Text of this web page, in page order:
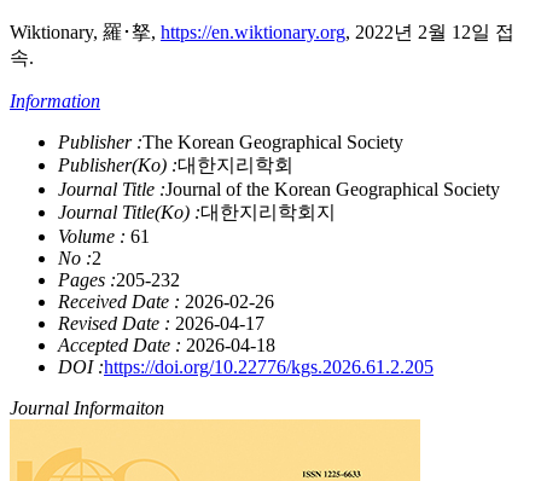
Wiktionary, 羅･拏, https://en.wiktionary.org, 2022년 2월 12일 접
속.
Information
Publisher :The Korean Geographical Society
Publisher(Ko) :대한지리학회
Journal Title :Journal of the Korean Geographical Society
Journal Title(Ko) :대한지리학회지
Volume : 61
No :2
Pages :205-232
Received Date : 2026-02-26
Revised Date : 2026-04-17
Accepted Date : 2026-04-18
DOI :https://doi.org/10.22776/kgs.2026.61.2.205
Journal Informaiton